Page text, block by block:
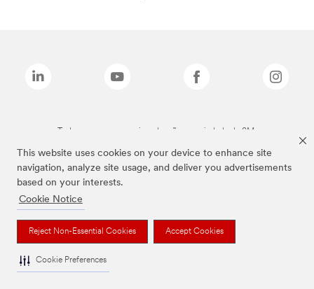
This website uses cookies on your device to enhance site
navigation, analyze site usage, and deliver you advertisements
based on your interests.
Cookie Notice
Reject Non-Essential Cookies Accept Cookies
Cookie Preferences
Todas as marcas mencionadas são propriedade da 3M.